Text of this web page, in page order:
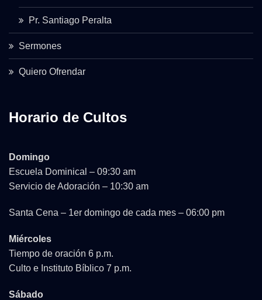
Pr. Santiago Peralta
Sermones
Quiero Ofrendar
Horario de Cultos
Domingo
Escuela Dominical – 09:30 am
Servicio de Adoración – 10:30 am
Santa Cena – 1er domingo de cada mes – 06:00 pm
Miércoles
Tiempo de oración 6 p.m.
Culto e Instituto Bíblico 7 p.m.
Sábado